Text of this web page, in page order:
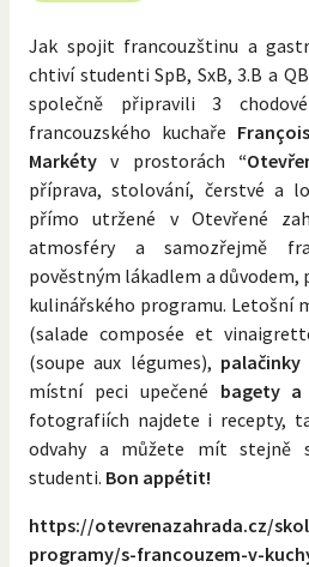
Jak spojit francouzštinu a
chtiví studenti SpB, SxB, 3.B a
společně připravili 3
francouzského kuchaře
Markétyv prostorách
příprava, stolování, čerstvé a
přímo utržené v Otevřené
atmosféry a samozřejmě
pověstným lákadlem a
kulinářského programu. Letošní
(salade composée et
(soupe aux légumes), palačinky
místní peci upečené bagety a
fotografiích najdete i recepty,
odvahy a můžete mít stejně
studenti. Bon appétit!
https://otevrenazahrada.cz/
programy/s-francouzem-v-